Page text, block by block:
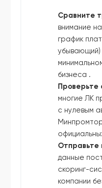
Сравните
внимание
график
убывающий)
бизнеса .
Проверьте
многие ЛК
с нулевым
Отправьте
данные
скоринг-
компании